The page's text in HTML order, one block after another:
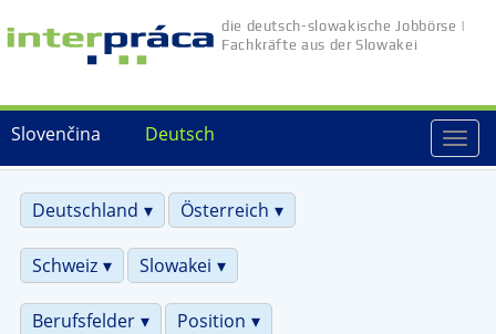
Direkt
zum
Deutsch
Slovenčina
die deutsch-slowakische Jobbörse |
Fachkräfte aus der Slowakei
Deutschland
Österreich
Schweiz Slowakei
Berufsfelder Position